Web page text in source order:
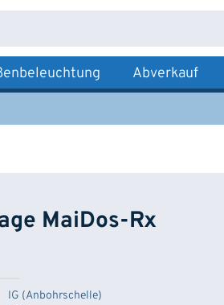
Abverkauf
MaiDos-Rx
IG (Anbohrschelle)